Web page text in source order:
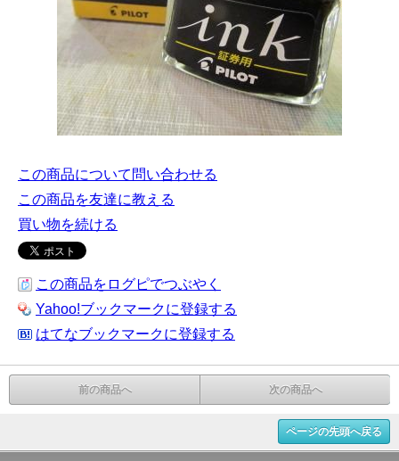
この商品について問い合わせる
この商品を友達に教える
買い物を続ける
この商品をログピでつぶやく
Yahoo!ブックマークに登録する
はてなブックマークに登録する
前の商品へ 次の商品へ
ページの先頭へ戻る